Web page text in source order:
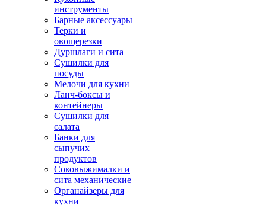
инструменты
Барные аксессуары
Терки и
овощерезки
Дуршлаги и сита
Сушилки для
посуды
Мелочи для кухни
Ланч-боксы и
контейнеры
Сушилки для
салата
Банки для
сыпучих
продуктов
Соковыжималки и
сита механические
Органайзеры для
кухни